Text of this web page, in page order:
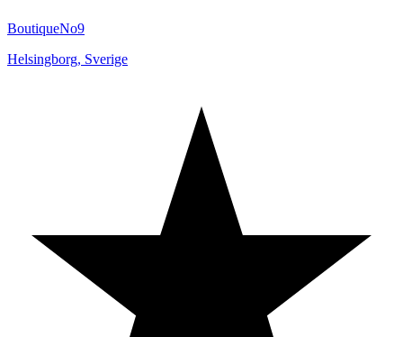
BoutiqueNo9
Helsingborg, Sverige